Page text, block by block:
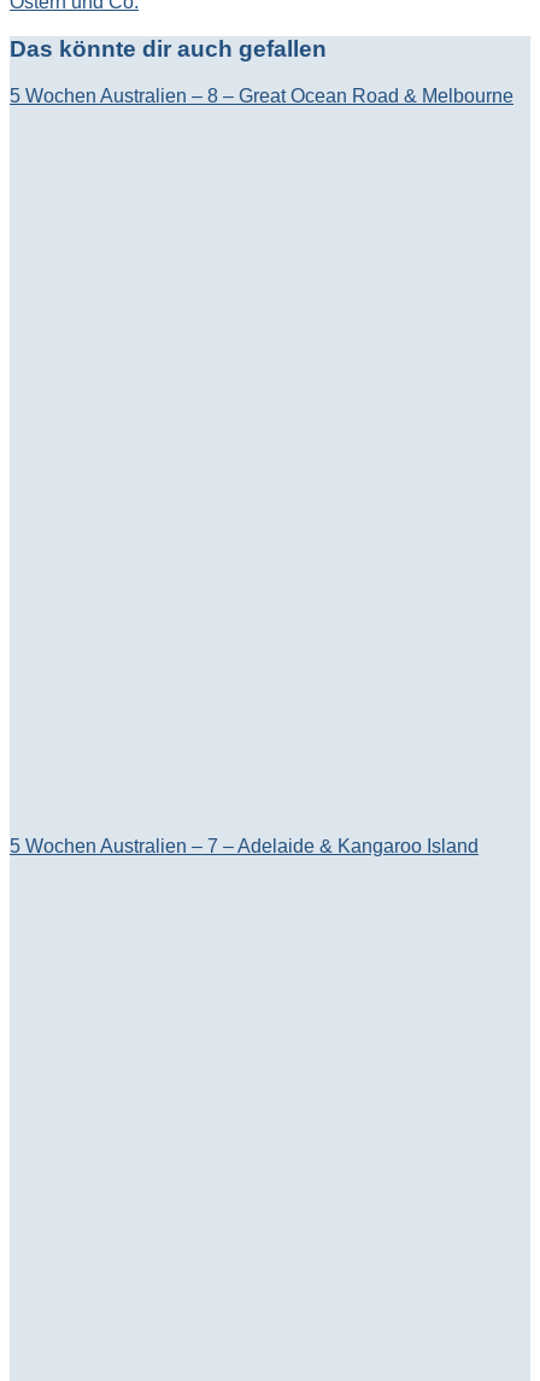
Das könnte dir auch gefallen
5 Wochen Australien – 8 – Great Ocean Road & Melbourne
5 Wochen Australien – 7 – Adelaide & Kangaroo Island